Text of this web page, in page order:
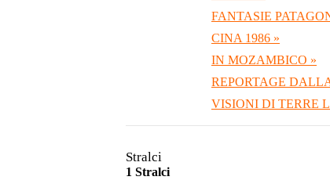
FANTASIE
CINA 1986 »
IN MOZAMBICO »
REPORTAGE
VISIONI DI TERRE
Stralci
1 Stralci